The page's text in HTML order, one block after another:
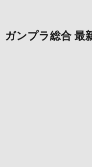
ガンプラ総合 最